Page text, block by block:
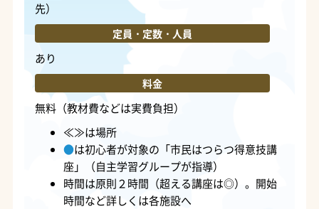
先）
定員・定数・人員
あり
料金
無料（教材費などは実費負担）
≪≫は場所
●は初心者が対象の「市民はつらつ得意技講
座」（自主学習グループが指導）
時間は原則２時間（超える講座は◎）。開始
時間など詳しくは各施設へ